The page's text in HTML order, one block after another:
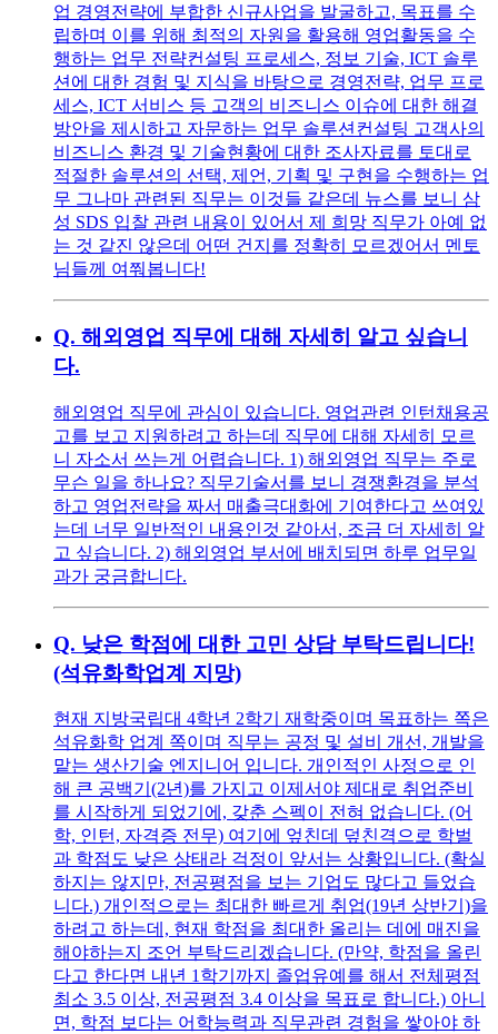
업 경영전략에 부합한 신규사업을 발굴하고, 목표를 수
립하며 이를 위해 최적의 자원을 활용해 영업활동을 수
행하는 업무 전략컨설팅 프로세스, 정보 기술, ICT 솔루
션에 대한 경험 및 지식을 바탕으로 경영전략, 업무 프로
세스, ICT 서비스 등 고객의 비즈니스 이슈에 대한 해결
방안을 제시하고 자문하는 업무 솔루션컨설팅 고객사의
비즈니스 환경 및 기술현황에 대한 조사자료를 토대로
적절한 솔루션의 선택, 제언, 기획 및 구현을 수행하는 업
무 그나마 관련된 직무는 이것들 같은데 뉴스를 보니 삼
성 SDS 입찰 관련 내용이 있어서 제 희망 직무가 아예 없
는 것 같진 않은데 어떤 건지를 정확히 모르겠어서 멘토
님들께 여쭤봅니다!
Q. 해외영업 직무에 대해 자세히 알고 싶습니
다.
해외영업 직무에 관심이 있습니다. 영업관련 인턴채용공
고를 보고 지원하려고 하는데 직무에 대해 자세히 모르
니 자소서 쓰는게 어렵습니다. 1) 해외영업 직무는 주로
무슨 일을 하나요? 직무기술서를 보니 경쟁환경을 분석
하고 영업전략을 짜서 매출극대화에 기여한다고 쓰여있
는데 너무 일반적인 내용인것 같아서, 조금 더 자세히 알
고 싶습니다. 2) 해외영업 부서에 배치되면 하루 업무일
과가 궁금합니다.
Q. 낮은 학점에 대한 고민 상담 부탁드립니다!
(석유화학업계 지망)
현재 지방국립대 4학년 2학기 재학중이며 목표하는 쪽은
석유화학 업계 쪽이며 직무는 공정 및 설비 개선, 개발을
맡는 생산기술 엔지니어 입니다. 개인적인 사정으로 인
해 큰 공백기(2년)를 가지고 이제서야 제대로 취업준비
를 시작하게 되었기에, 갖춘 스펙이 전혀 없습니다. (어
학, 인턴, 자격증 전무) 여기에 엎친데 덮친격으로 학벌
과 학점도 낮은 상태라 걱정이 앞서는 상황입니다. (확실
하지는 않지만, 전공평점을 보는 기업도 많다고 들었습
니다.) 개인적으로는 최대한 빠르게 취업(19년 상반기)을
하려고 하는데, 현재 학점을 최대한 올리는 데에 매진을
해야하는지 조언 부탁드리겠습니다. (만약, 학점을 올린
다고 한다면 내년 1학기까지 졸업유예를 해서 전체평점
최소 3.5 이상, 전공평점 3.4 이상을 목표로 합니다.) 아니
면, 학점 보다는 어학능력과 직무관련 경험을 쌓아야 하